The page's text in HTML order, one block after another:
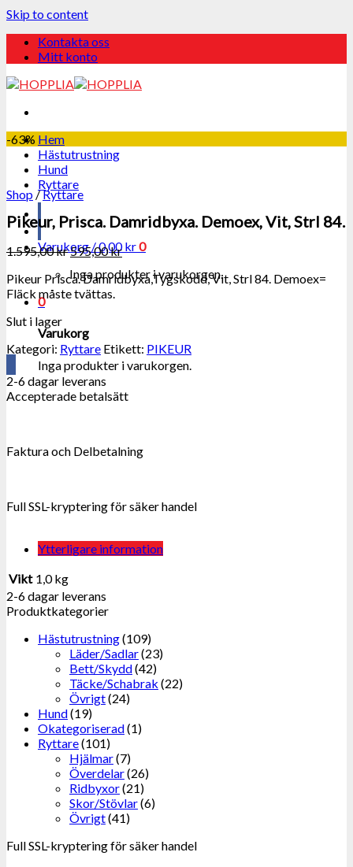
Skip to content
Kontakta oss
Mitt konto
Hem
Hästutrustning
Hund
Ryttare
Varukorg /0,00kr0
Inga produkter i varukorgen.
0
Varukorg
Inga produkter i varukorgen.
-63%
Shop /Ryttare
Pikeur, Prisca. Damridbyxa. Demoex, Vit, Strl 84.
1.595,00kr595,00kr
Pikeur Prisca. Damridbyxa,Tygskodd, Vit, Strl 84. Demoex=
Fläck måste tvättas.
Slut i lager
Kategori: Ryttare Etikett: PIKEUR
2-6 dagar leverans
Accepterade betalsätt
Faktura och Delbetalning
Full SSL-kryptering för säker handel
Ytterligare information
Vikt 1,0 kg
2-6 dagar leverans
Produktkategorier
Hästutrustning(109)
Läder/Sadlar(23)
Bett/Skydd(42)
Täcke/Schabrak (22)
Övrigt(24)
Hund(19)
Okategoriserad(1)
Ryttare(101)
Hjälmar(7)
Överdelar(26)
Ridbyxor(21)
Skor/Stövlar(6)
Övrigt(41)
Full SSL-kryptering för säker handel